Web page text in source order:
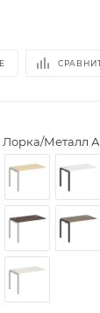
Металл